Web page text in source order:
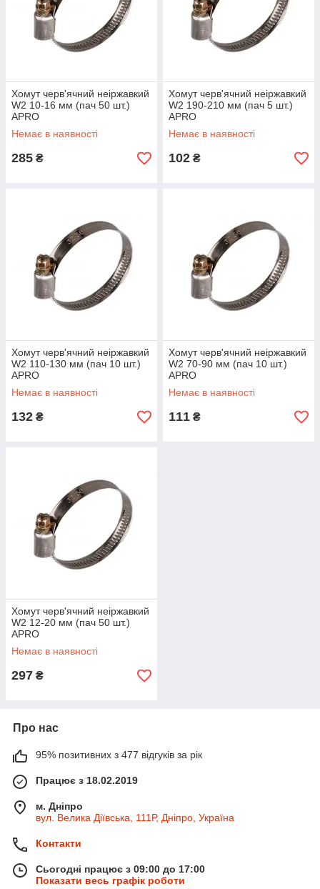
Хомут черв'ячний неіржавкий
W2 10-16 мм (пач 50 шт.)
APRO
Немає в наявності
285 ₴
Хомут черв'ячний неіржавкий
W2 190-210 мм (пач 5 шт.)
APRO
Немає в наявності
102 ₴
Хомут черв'ячний неіржавкий
W2 110-130 мм (пач 10 шт.)
APRO
Немає в наявності
132 ₴
Хомут черв'ячний неіржавкий
W2 70-90 мм (пач 10 шт.)
APRO
Немає в наявності
111 ₴
Хомут черв'ячний неіржавкий
W2 12-20 мм (пач 50 шт.)
APRO
Немає в наявності
297 ₴
Про нас
95% позитивних з 477 відгуків за рік
Працює з 18.02.2019
м. Дніпро
вул. Велика Діївська, 111Р, Дніпро, Україна
Контакти
Сьогодні працює з 09:00 до 17:00
Показати весь графік роботи